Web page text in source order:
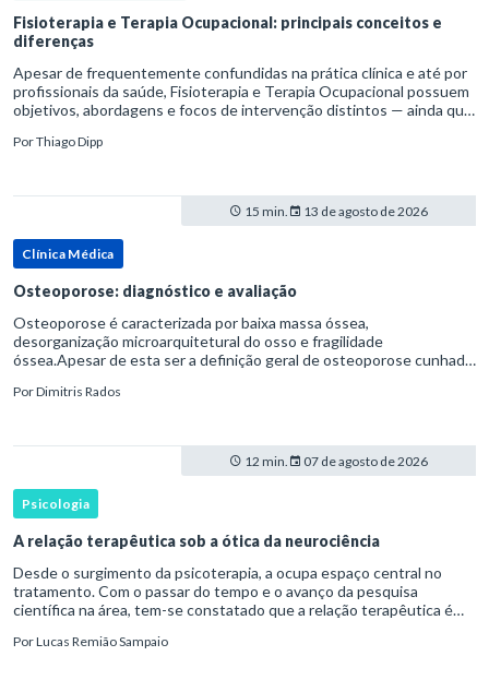
Fisioterapia e Terapia Ocupacional: principais conceitos e
diferenças
Apesar de frequentemente confundidas na prática clínica e até por
profissionais da saúde, Fisioterapia e Terapia Ocupacional possuem
objetivos, abordagens e focos de intervenção distintos — ainda que
PorThiago Dipp
15 min. 13 de agosto de 2026
Clínica Médica
Osteoporose: diagnóstico e avaliação
Osteoporose é caracterizada por baixa massa óssea,
desorganização microarquitetural do osso e fragilidade
óssea.Apesar de esta ser a definição geral de osteoporose cunhada
patofisiológico, e não c
PorDimitris Rados
12 min. 07 de agosto de 2026
Psicologia
A relação terapêutica sob a ótica da neurociência
Desde o surgimento da psicoterapia, a ocupa espaço central no
tratamento. Com o passar do tempo e o avanço da pesquisa
científica na área, tem-se constatado que a relação terapêutica é
PorLucas Remião Sampaio